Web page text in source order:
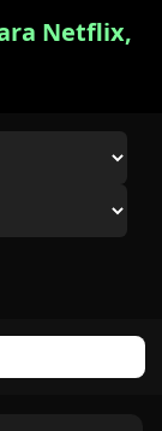
Netflix,